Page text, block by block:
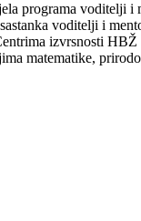
programa voditelji i
voditelji i
izvrsnosti
matematike,